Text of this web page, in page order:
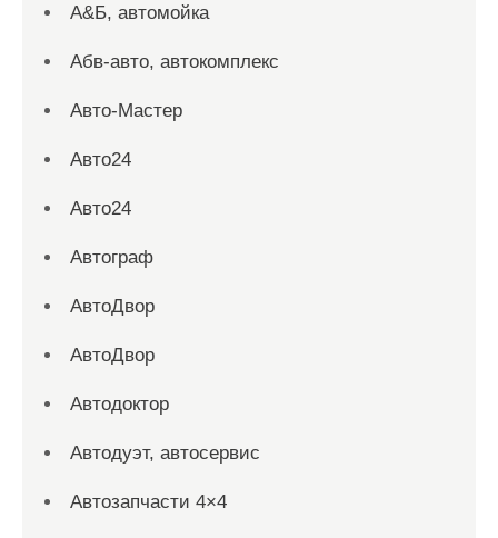
А&Б, автомойка
Абв-авто, автокомплекс
Авто-Мастер
Авто24
Авто24
Автограф
АвтоДвор
АвтоДвор
Автодоктор
Автодуэт, автосервис
Автозапчасти 4×4